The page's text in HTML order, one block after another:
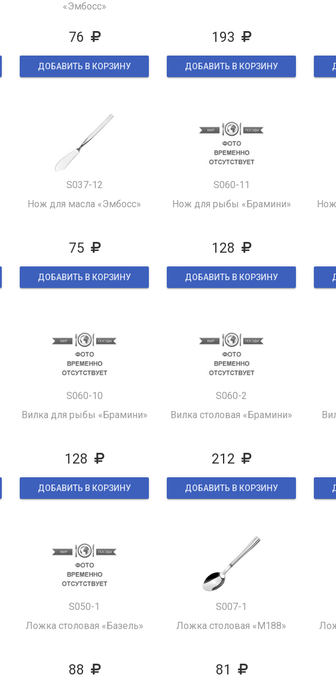
«Эмбосс»
76
ДОБАВИТЬ В КОРЗИНУ
193
ДОБАВИТЬ В КОРЗИНУ
S037-12
Нож для масла «Эмбосс»
75
ДОБАВИТЬ В КОРЗИНУ
S060-11
Нож для рыбы «Брамини»
128
ДОБАВИТЬ В КОРЗИНУ
S060-10
Вилка для рыбы «Брамини»
128
ДОБАВИТЬ В КОРЗИНУ
S060-2
Вилка столовая «Брамини»
212
ДОБАВИТЬ В КОРЗИНУ
S050-1
Ложка столовая «Базель»
88
S007-1
Ложка столовая «M188»
81